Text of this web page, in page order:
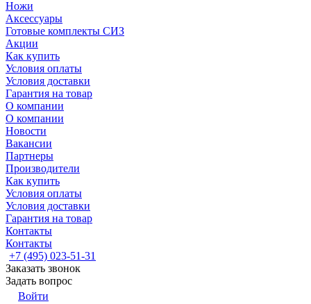
Ножи
Аксессуары
Готовые комплекты СИЗ
Акции
Как купить
Условия оплаты
Условия доставки
Гарантия на товар
О компании
О компании
Новости
Вакансии
Партнеры
Производители
Как купить
Условия оплаты
Условия доставки
Гарантия на товар
Контакты
Контакты
+7 (495) 023-51-31
Заказать звонок
Задать вопрос
Войти